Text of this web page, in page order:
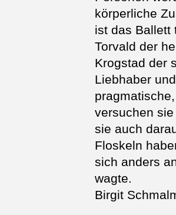
körperliche
ist das Ballett
Torvald der
Krogstad der
Liebhaber
versuchen
sie auch
Floskeln
sich anders
wagte.
Birgit